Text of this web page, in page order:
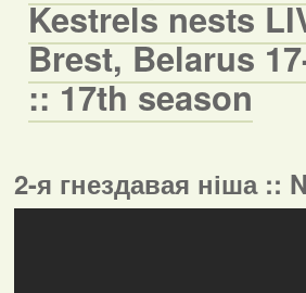
Kestrels nests
Brest, Belarus
:: 17th season
2-я гнездавая ніша ::